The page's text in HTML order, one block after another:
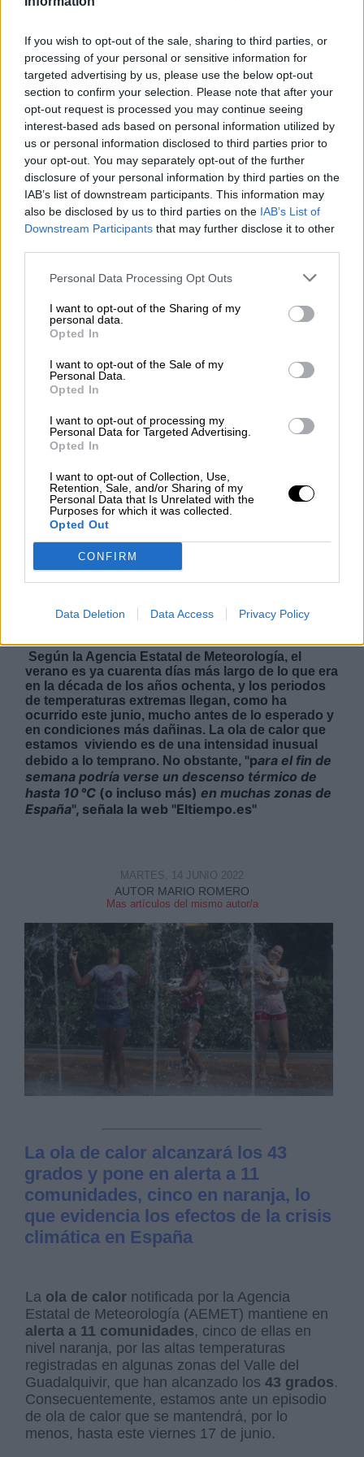
If you wish to opt-out of the sale, sharing to third parties, or
processing of your personal or sensitive information for
targeted advertising by us, please use the below opt-out
section to confirm your selection. Please note that after your
opt-out request is processed you may continue seeing
interest-based ads based on personal information utilized by
us or personal information disclosed to third parties prior to
your opt-out. You may separately opt-out of the further
disclosure of your personal information by third parties on the
IAB’s list of downstream participants. This information may
also be disclosed by us to third parties on the IAB’s List of
Downstream Participants that may further disclose it to other
Personal Data Processing Opt Outs
I want to opt-out of the Sharing of my
personal data.
Opted In
I want to opt-out of the Sale of my
Personal Data.
Opted In
I want to opt-out of processing my
Personal Data for Targeted Advertising.
Opted In
I want to opt-out of Collection, Use,
Retention, Sale, and/or Sharing of my
Personal Data that Is Unrelated with the
Purposes for which it was collected.
Opted Out
CONFIRM
Data Deletion Data Access Privacy Policy
Votantes y votados
Juan Manuel Beltrán
El Conflicto de Oriente Medio:
Un Nuevo Orden Autoritario
en Construcción
Por
Álvaro Frutos Rosado y Gabinete
Geopolítica de Crisis
Reconquista leonesa
Por Carlos Miranda
Clara Campoamor: Mi sueño,
Por María Pérez Herrero
NOTICIAS MAS VISTAS
LABERINTO ESPAÑOL | LABERINTO ESPAÑOL MARRUECOS
MARRUECOS
La ola de calor dará paso a una
de semana
Según la Agencia Estatal de Meteorología, el
verano es ya cuarenta días más largo de lo que era
en la década de los años ochenta, y los periodos
de temperaturas extremas llegan, como ha
ocurrido este junio, mucho antes de lo esperado y
en condiciones más dañinas. La ola de calor que
estamos viviendo es de una intensidad inusual
debido a lo temprano. No obstante, "para el fin de
semana podría verse un descenso térmico de
hasta 10 °C (o incluso más)en muchas zonas de
España", señala la web "Eltiempo.es"
AUTOR MARIO ROMERO
Mas artículos del mismo autor/a
MARTES, 14 JUNIO 2022
La ola de calor alcanzará los 43
grados y pone en alerta a 11
comunidades, cinco en naranja, lo
que evidencia los efectos de la crisis
climática en España
La ola de calor notificada por la Agencia
Estatal de Meteorología (AEMET) mantiene en
alerta a 11 comunidades, cinco de ellas en
nivel naranja, por las altas temperaturas
registradas en algunas zonas del Valle del
Guadalquivir, que han alcanzado los 43 grados.
Consecuentemente, estamos ante un episodio
de ola de calor que se mantendrá, por lo
menos, hasta este viernes 17 de junio.